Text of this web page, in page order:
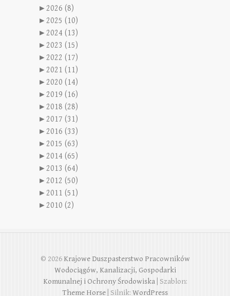
►2026 (8)
►2025 (10)
►2024 (13)
►2023 (15)
►2022 (17)
►2021 (11)
►2020 (14)
►2019 (16)
►2018 (28)
►2017 (31)
►2016 (33)
►2015 (63)
►2014 (65)
►2013 (64)
►2012 (50)
►2011 (51)
►2010 (2)
© 2026 Krajowe Duszpasterstwo Pracowników
Wodociągów, Kanalizacji, Gospodarki
Komunalnej i Ochrony Środowiska| Szablon:
Theme Horse | Silnik: WordPress